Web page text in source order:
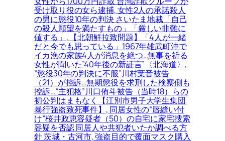
受け取り役の女ら逮捕, 女性2人の承諾殺人
の男に懲役10年の判決 さいたま地裁「自己
の殺人願望を満たすもの」「厳しい非難に
値する」, 【北朝鮮拉致問題】「4人が一緒
だと今でも思っている」1967年雄武町沖で
イカ漁の家族4人が消息を絶つ…無事を祈る
女性が聞いた”40年後の新証言”〈北海道〉,
”懲役30年の判決に不服”川村葉音被告
（21）が控訴…無期懲役を求刑した検察側も
控訴…”主犯格”川口侑斗被告（当時18）らの
初公判はまもなく【江別市男子大学生集団
暴行強盗致死事件】, 同居女性の“唇縫い付
け”桜井政恵容疑者（50）の自宅に家宅捜索
容疑を否認 同居人や共犯者いたか調べる方
針 茨城・古河市, 強盗目的で覆面マスク購入